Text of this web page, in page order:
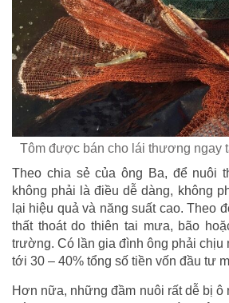
Tôm được bán cho lái thương ngay
Theo chia sẻ của ông Ba, để nuôi
không phải là điều dễ dàng, không
lại hiệu quả và năng suất cao. Theo
thất thoát do thiên tai mưa, bão
trường. Có lần gia đình ông phải chịu
tới 30 – 40% tổng số tiền vốn đầu tư
Hơn nữa, những đầm nuôi rất dễ bị